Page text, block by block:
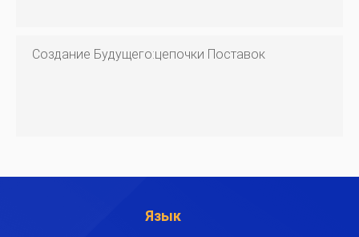
Создание Будущего:цепочки Поставок
Язык